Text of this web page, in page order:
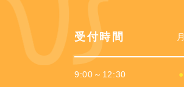
受付時間 月
9:00～12:30 ●